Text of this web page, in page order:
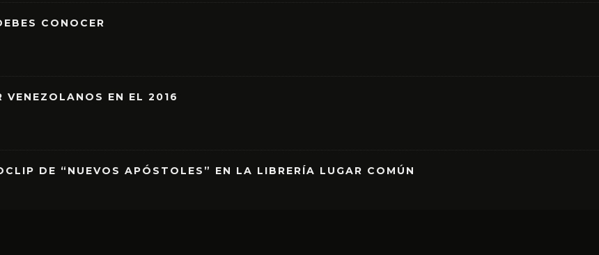
CONOCER
VENEZOLANOS EN EL 2016
DE “NUEVOS APÓSTOLES” EN LA LIBRERÍA LUGAR COMÚN